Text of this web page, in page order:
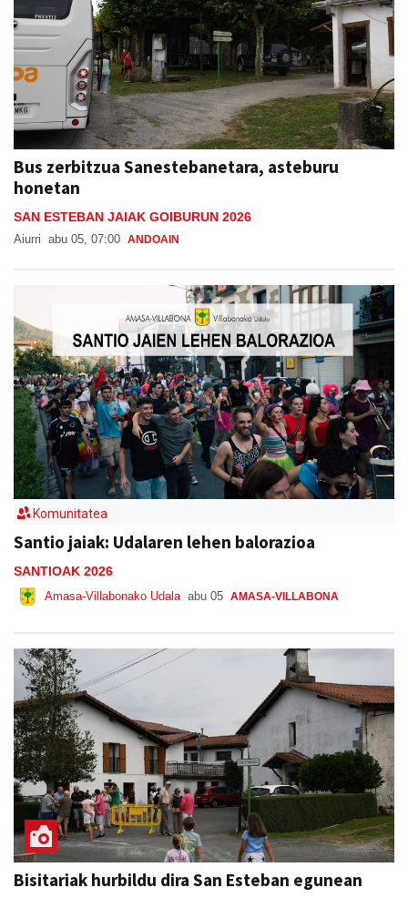
Bus zerbitzua Sanestebanetara, asteburu
honetan
SAN ESTEBAN JAIAK GOIBURUN 2026
Aiurri abu 05, 07:00 ANDOAIN
Komunitatea
Santio jaiak: Udalaren lehen balorazioa
SANTIOAK 2026
Amasa-Villabonako Udala abu 05 AMASA-VILLABONA
Bisitariak hurbildu dira San Esteban egunean